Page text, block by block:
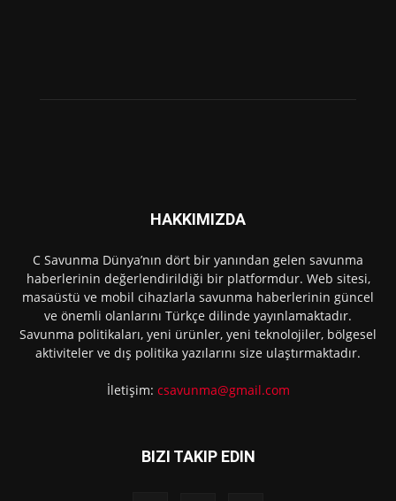
HAKKIMIZDA
C Savunma Dünya’nın dört bir yanından gelen savunma
haberlerinin değerlendirildiği bir platformdur. Web sitesi,
masaüstü ve mobil cihazlarla savunma haberlerinin güncel
ve önemli olanlarını Türkçe dilinde yayınlamaktadır.
Savunma politikaları, yeni ürünler, yeni teknolojiler, bölgesel
aktiviteler ve dış politika yazılarını size ulaştırmaktadır.
İletişim: csavunma@gmail.com
BIZI TAKIP EDIN